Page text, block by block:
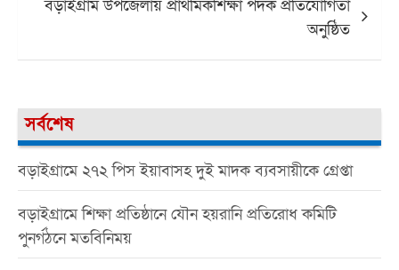
বড়াইগ্রাম উপজেলায় প্রাথমিকশিক্ষা পদক প্রতিযোগিতা
অনুষ্ঠিত
সর্বশেষ
বড়াইগ্রামে ২৭২ পিস ইয়াবাসহ দুই মাদক ব্যবসায়ীকে গ্রেপ্তা
বড়াইগ্রামে শিক্ষা প্রতিষ্ঠানে যৌন হয়রানি প্রতিরোধ কমিটি
পুনর্গঠনে মতবিনিময়